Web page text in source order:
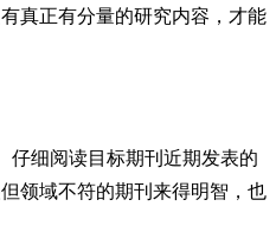
真正有分量的研究内容，才能
仔细阅读目标期刊近期发表的
领域不符的期刊来得明智，也